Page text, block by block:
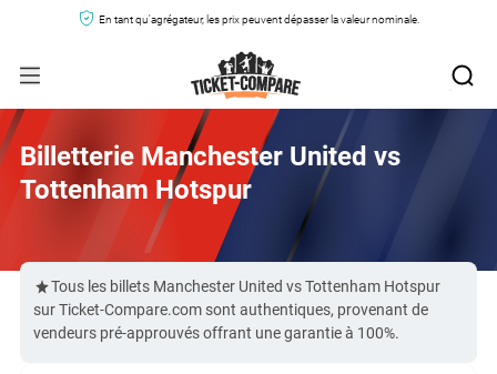
En tant qu'agrégateur, les prix peuvent dépasser la valeur nominale.
Billetterie Manchester United vs
Tottenham Hotspur
Tous les billets Manchester United vs Tottenham Hotspur
sur Ticket-Compare.com sont authentiques, provenant de
vendeurs pré-approuvés offrant une garantie à 100%.